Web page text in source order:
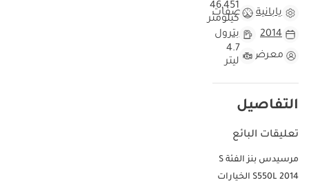
يابانية مواصفات
46,451
كيلومتر
2014
بترول
معرض
4.7
ليتر
التفاصيل
تعليقات البائع
مرسيدس بنز الفئة S
S550L 2014 الخيارات